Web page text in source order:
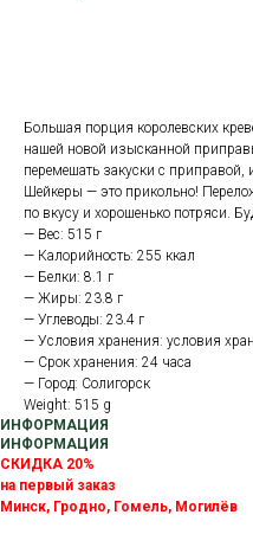
Большая порция королевских
нашей новой изысканной
перемешать закуски с
Шейкеры — это прикольно!
по вкусу и хорошенько потряси.
— Вес: 515 г
— Калорийность: 255 ккал
— Белки: 8.1 г
— Жиры: 23.8 г
— Углеводы: 23.4 г
— Условия хранения: условия
— Срок хранения: 24 часа
— Город: Солигорск
Weight: 515 g
ИНФОРМАЦИЯ
ИНФОРМАЦИЯ
СКИДКА 20%
на первый заказ
Минск, Гродно, Гомель, Могилёв